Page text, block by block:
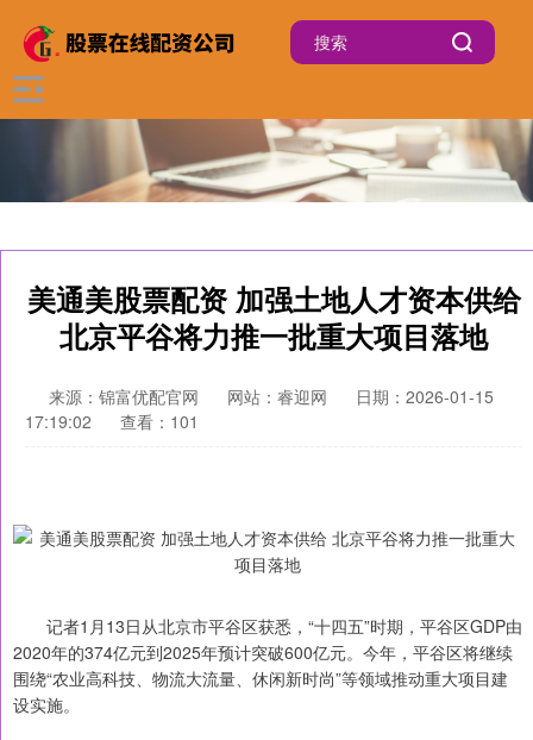
美通美股票配资 加强土地人才资本供给
北京平谷将力推一批重大项目落地
来源：锦富优配官网 网站：睿迎网
日期：2026-01-15
17:19:02
查看：101
记者1月13日从北京市平谷区获悉，“十四五”时期，平谷区GDP由
2020年的374亿元到2025年预计突破600亿元。今年，平谷区将继续
围绕“农业高科技、物流大流量、休闲新时尚”等领域推动重大项目建
设实施。